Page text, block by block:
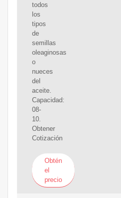
todos
los
tipos
de
semillas
oleaginosas
o
nueces
del
aceite.
Capacidad:
08-
10.
Obtener
Cotización
Obtén
el
precio